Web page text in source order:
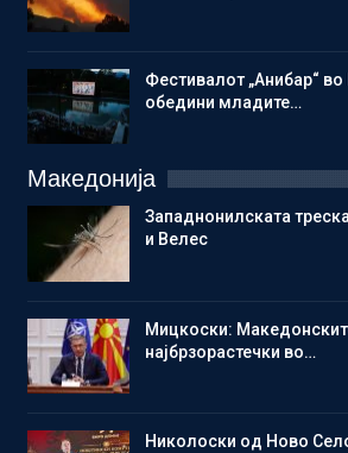
Фестивалот „Анибар“
обедини младите…
Македонија
Западнонилската
и Велес
Мицкоски:
најбрзорастечки во…
Николоски од Ново